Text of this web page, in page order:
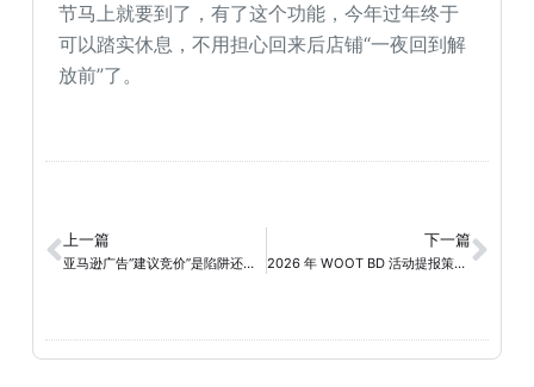
节马上就要到了，有了这个功能，今年过年终于
可以踏实休息，不用担心回来后店铺“一夜回到解
放前”了。
上一篇
亚马逊广告“建议竞价”是陷阱还是馅饼？教你算出真实“底价”
下一篇
2026 年 WOOT BD 活动提报策略( 含全年促销节点布局 )